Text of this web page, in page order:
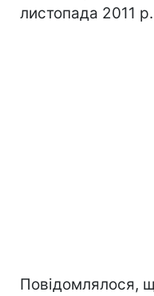
листопада 2011 р.
Повідомлялося,